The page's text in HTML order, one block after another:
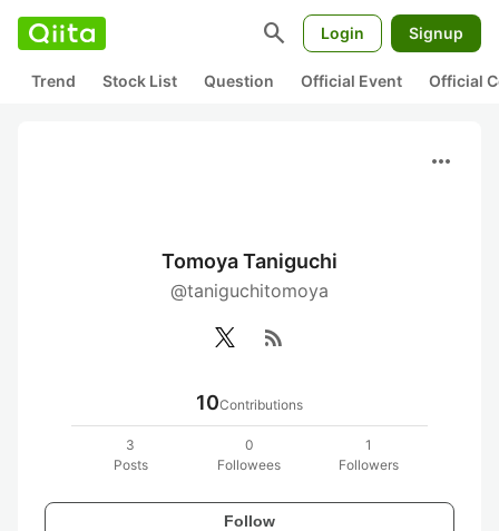
search Login Signup
Trend Stock List Question Official Event Official
more_horiz
Tomoya Taniguchi
@taniguchitomoya
rss_feed
10Contributions
3
Posts
0
Followees
1
Followers
Follow